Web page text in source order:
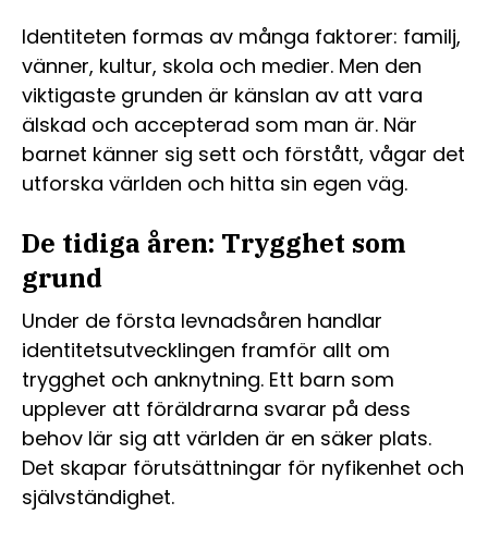
Identiteten formas av många faktorer: familj,
vänner, kultur, skola och medier. Men den
viktigaste grunden är känslan av att vara
älskad och accepterad som man är. När
barnet känner sig sett och förstått, vågar det
utforska världen och hitta sin egen väg.
De tidiga åren: Trygghet som
grund
Under de första levnadsåren handlar
identitetsutvecklingen framför allt om
trygghet och anknytning. Ett barn som
upplever att föräldrarna svarar på dess
behov lär sig att världen är en säker plats.
Det skapar förutsättningar för nyfikenhet och
självständighet.